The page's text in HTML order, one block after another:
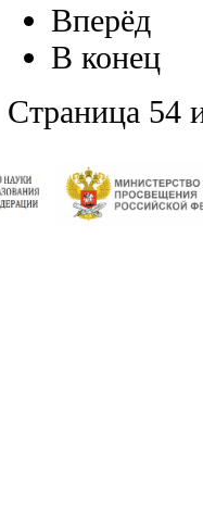
Вперёд
В конец
Страница 54